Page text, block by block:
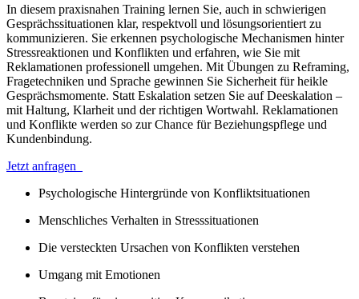
In diesem praxisnahen Training lernen Sie, auch in schwierigen
Gesprächssituationen klar, respektvoll und lösungsorientiert zu
kommunizieren. Sie erkennen psychologische Mechanismen hinter
Stressreaktionen und Konflikten und erfahren, wie Sie mit
Reklamationen professionell umgehen. Mit Übungen zu Reframing,
Fragetechniken und Sprache gewinnen Sie Sicherheit für heikle
Gesprächsmomente. Statt Eskalation setzen Sie auf Deeskalation –
mit Haltung, Klarheit und der richtigen Wortwahl. Reklamationen
und Konflikte werden so zur Chance für Beziehungspflege und
Kundenbindung.
Jetzt anfragen
Psychologische Hintergründe von Konfliktsituationen
Menschliches Verhalten in Stresssituationen
Die versteckten Ursachen von Konflikten verstehen
Umgang mit Emotionen